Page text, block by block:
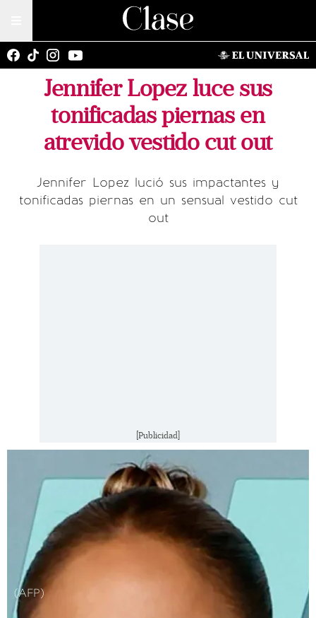
Jennifer Lopez luce sus
tonificadas piernas en
atrevido vestido cut out
Jennifer Lopez lució sus impactantes y
tonificadas piernas en un sensual vestido cut
out
[Publicidad]
(AFP)